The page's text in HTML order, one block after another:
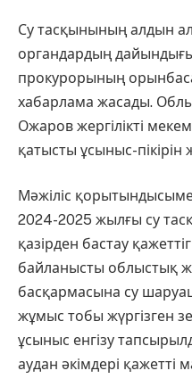
Су тасқынының алдын
органдардың
прокурорының
хабарлама жасады.
Ожаров жергілікті
қатысты ұсыныс-пікірін
Мәжіліс
2024-2025 жылғы су
қазірден бастау
байланысты облыстық
басқармасына су
жұмыс тобы жүргізген
ұсыныс енгізу
аудан әкімдері